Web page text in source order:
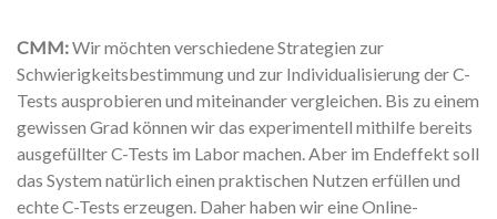
CMM:Wir möchten verschiedene Strategien zur
Schwierigkeitsbestimmung und zur Individualisierung der C-
Tests ausprobieren und miteinander vergleichen. Bis zu einem
gewissen Grad können wir das experimentell mithilfe bereits
ausgefüllter C-Tests im Labor machen. Aber im Endeffekt soll
das System natürlich einen praktischen Nutzen erfüllen und
echte C-Tests erzeugen. Daher haben wir eine Online-